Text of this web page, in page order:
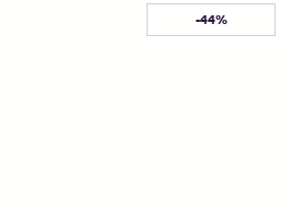
-44%